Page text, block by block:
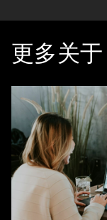
更多关于